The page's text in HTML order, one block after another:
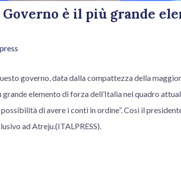
è il più grande
governo, data dalla compattezza della
elemento di forza dell’Italia nel quadro
di avere i conti in ordine”. Così il
ad Atreju.(ITALPRESS).